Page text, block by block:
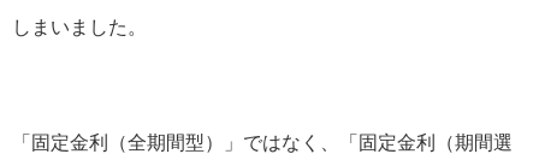
しまいました。
「固定金利（全期間型）」ではなく、「固定金利（期間選